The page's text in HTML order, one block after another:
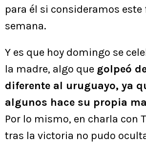
para él si consideramos este
semana.
Y es que hoy domingo se
la madre, algo que golpeó
diferente al uruguayo, ya
algunos hace su propia
Por lo mismo, en charla con
tras la victoria no pudo